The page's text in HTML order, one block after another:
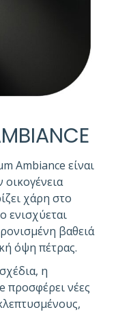
Ambiance είναι
χάρη στο
ενισχύεται
βαθειά
όψη πέτρας.
η
προσφέρει νέες